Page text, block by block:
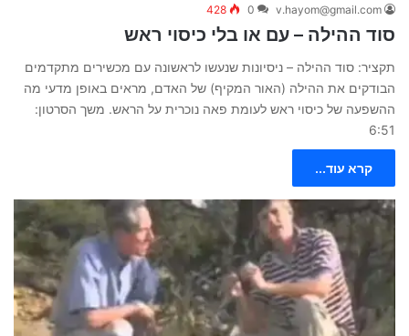
v.hayom@gmail.com
0
428
סוד ההילה – עם או בלי כיסוי ראש
תקציר: סוד ההילה – ניסיונות שנעשו לראשונה עם מכשירים מתקדמים
הבודקים את ההילה (האור המקיף) של האדם, מראים באופן מדעי מה
ההשפעה של כיסוי ראש לעומת פאה נוכרית על הראש. משך הסרטון:
6:51
קרא עוד...